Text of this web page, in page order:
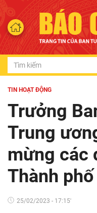
TIN HOẠT ĐỘNG
Trưởng
Trung
mừng các
Thành
25/02/2023 - 17:15'